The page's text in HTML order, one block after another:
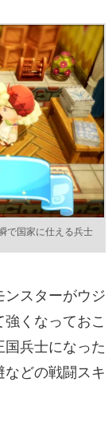
で国家に仕える兵士
スターがウジ
くなっておこ
兵士になった
どの戦闘スキ